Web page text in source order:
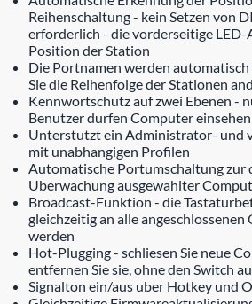
Reihenschaltung - kein Setzen von
erforderlich - die vorderseitige LED-
Position der Station
Die Portnamen werden
Sie die Reihenfolge der Stationen
Kennwortschutz auf zwei Ebenen -
Benutzer durfen Computer
Unterstutzt ein Administrator- und
mit unabhangigen Profilen
Automatische Portumschaltung zur
Uberwachung ausgewahlter
Broadcast-Funktion - die
gleichzeitig an alle
werden
Hot-Plugging - schliesen Sie neue
entfernen Sie sie, ohne den Switch
Signalton ein/aus uber Hotkey und